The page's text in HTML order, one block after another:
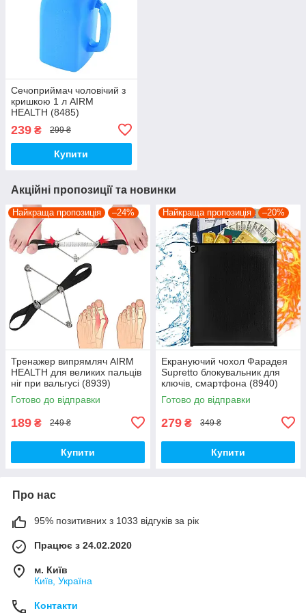
Сечоприймач чоловічий з
кришкою 1 л AIRM
HEALTH (8485)
239 ₴ 299 ₴
Купити
Акційні пропозиції та новинки
Найкраща пропозиція –24%
Тренажер випрямляч AIRM
HEALTH для великих пальців
ніг при вальгусі (8939)
Готово до відправки
189 ₴ 249 ₴
Купити
Найкраща пропозиція –20%
Екрануючий чохол Фарадея
Supretto блокувальник для
ключів, смартфона (8940)
Готово до відправки
279 ₴ 349 ₴
Купити
Про нас
95% позитивних з 1033 відгуків за рік
Працює з 24.02.2020
м. Київ
Київ, Україна
Контакти